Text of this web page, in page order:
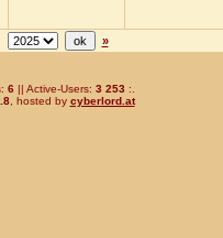
»
6|| Active-Users: 3 253 :.
, hosted by cyberlord.at